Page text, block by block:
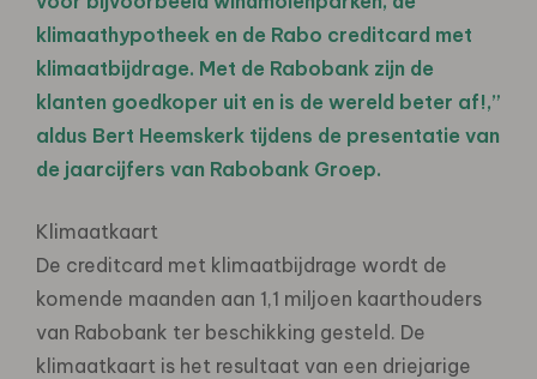
klimaathypotheek en de Rabo creditcard met
klimaatbijdrage. Met de Rabobank zijn de
klanten goedkoper uit en is de wereld beter af!,”
aldus Bert Heemskerk tijdens de presentatie van
de jaarcijfers van Rabobank Groep.
Klimaatkaart
De creditcard met klimaatbijdrage wordt de
komende maanden aan 1,1 miljoen kaarthouders
van Rabobank ter beschikking gesteld. De
klimaatkaart is het resultaat van een driejarige